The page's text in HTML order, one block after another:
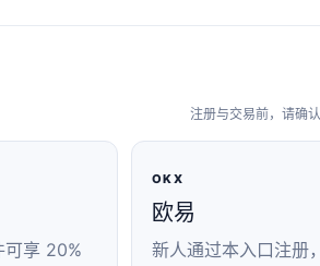
注册与交易前，请确
可享 20%
OKX
欧易
新人通过本入口注册